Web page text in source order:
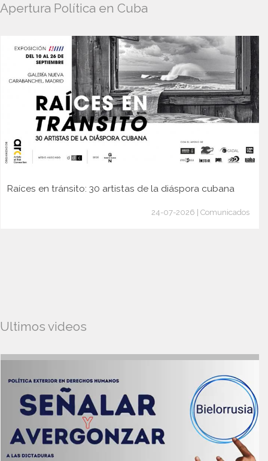
Apertura Política en Cuba
Raíces en tránsito: 30 artistas de la diáspora cubana
24-07-2026 | Comunicados
Ultimos videos